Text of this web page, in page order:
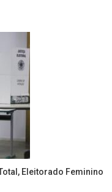
Eleitorado Feminino